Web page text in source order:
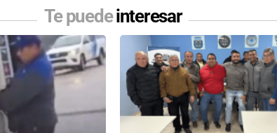
Te puedeinteresar